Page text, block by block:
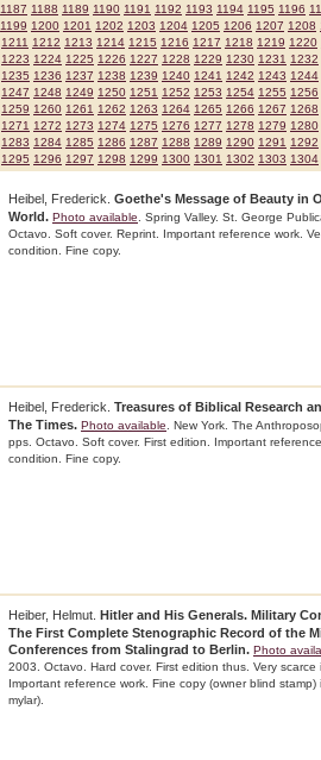
1187 1188 1189 1190 1191 1192 1193 1194 1195 1196
1199 1200 1201 1202 1203 1204 1205 1206 1207 1208
1211 1212 1213 1214 1215 1216 1217 1218 1219 1220
1223 1224 1225 1226 1227 1228 1229 1230 1231 1232
1235 1236 1237 1238 1239 1240 1241 1242 1243 1244
1247 1248 1249 1250 1251 1252 1253 1254 1255 1256
1259 1260 1261 1262 1263 1264 1265 1266 1267 1268
1271 1272 1273 1274 1275 1276 1277 1278 1279 1280
1283 1284 1285 1286 1287 1288 1289 1290 1291 1292
1295 1296 1297 1298 1299 1300 1301 1302 1303 1304
Heibel, Frederick. Goethe's Message of Beauty in
World. Photo available . Spring Valley. St. George
Octavo. Soft cover. Reprint. Important reference work.
condition. Fine copy.
Heibel, Frederick. Treasures of Biblical Research
The Times. Photo available . New York. The
pps. Octavo. Soft cover. First edition. Important
condition. Fine copy.
Heiber, Helmut. Hitler and His Generals. Military
The First Complete Stenographic Record of the
Conferences from Stalingrad to Berlin. Photo
2003. Octavo. Hard cover. First edition thus. Very scarce
Important reference work. Fine copy (owner blind stamp)
mylar).